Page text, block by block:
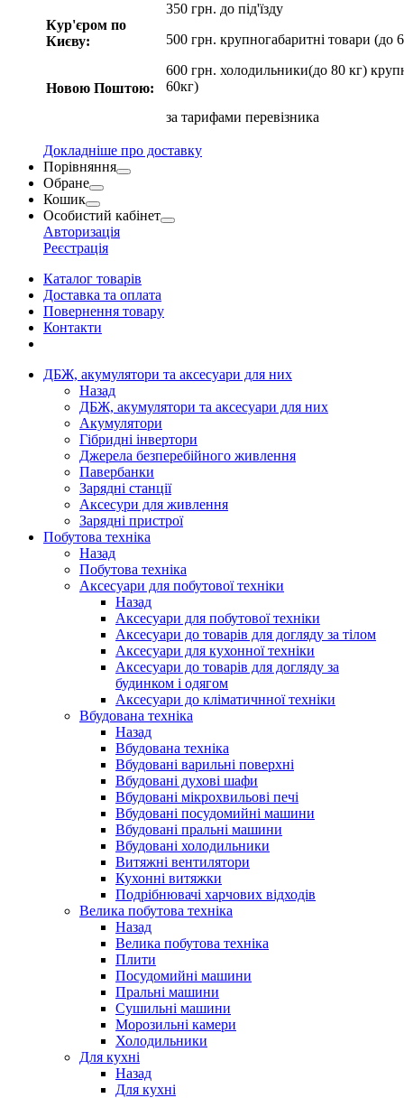
Кур'єром по
Києву:
Новою Поштою:
350 грн. до під'їзду
500 грн. крупногабаритні товари (до
600 грн. холодильники(до 80 кг)
60кг)
за тарифами перевізника
Докладніше про доставку
Порівняння
Обране
Кошик
Особистий кабінет
Авторизація
Реєстрація
Каталог товарів
Доставка та оплата
Повернення товару
Контакти
ДБЖ, акумулятори та аксесуари для них
Назад
ДБЖ, акумулятори та аксесуари для них
Акумулятори
Гібридні інвертори
Джерела безперебійного живлення
Павербанки
Зарядні станції
Аксесури для живлення
Зарядні пристрої
Побутова техніка
Назад
Побутова техніка
Аксесуари для побутової техніки
Назад
Аксесуари для побутової техніки
Аксесуари до товарів для догляду за тілом
Аксесуари для кухонної техніки
Аксесуари до товарів для догляду за
будинком і одягом
Аксесуари до кліматичнної техніки
Вбудована техніка
Назад
Вбудована техніка
Вбудовані варильні поверхні
Вбудовані духові шафи
Вбудовані мікрохвильові печі
Вбудовані посудомийні машини
Вбудовані пральні машини
Вбудовані холодильники
Витяжні вентилятори
Кухонні витяжки
Подрібнювачі харчових відходів
Велика побутова техніка
Назад
Велика побутова техніка
Плити
Посудомийні машини
Пральні машини
Сушильні машини
Морозильні камери
Холодильники
Для кухні
Назад
Для кухні